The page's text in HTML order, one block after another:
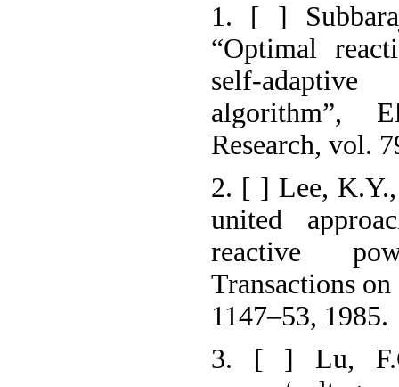
1. [ ]
“Optimal
self-
algorithm”,
Research, vol.
2. [ ] Lee,
united
reactive
Transactions
1147–53, 1985.
3. [ ] Lu,